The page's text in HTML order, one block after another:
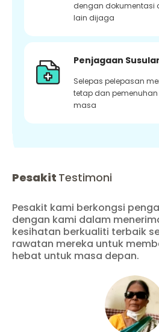
dengan dokumentasi
lain dijaga
Penjagaan
Selepas pelepasan
tetap dan
masa
Pesakit Testimoni
Pesakit kami berkongsi
dengan kami dalam
kesihatan berkualiti terbaik
rawatan mereka untuk
hebat untuk masa depan.